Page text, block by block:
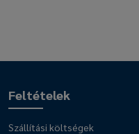
Feltételek
Szállítási költségek